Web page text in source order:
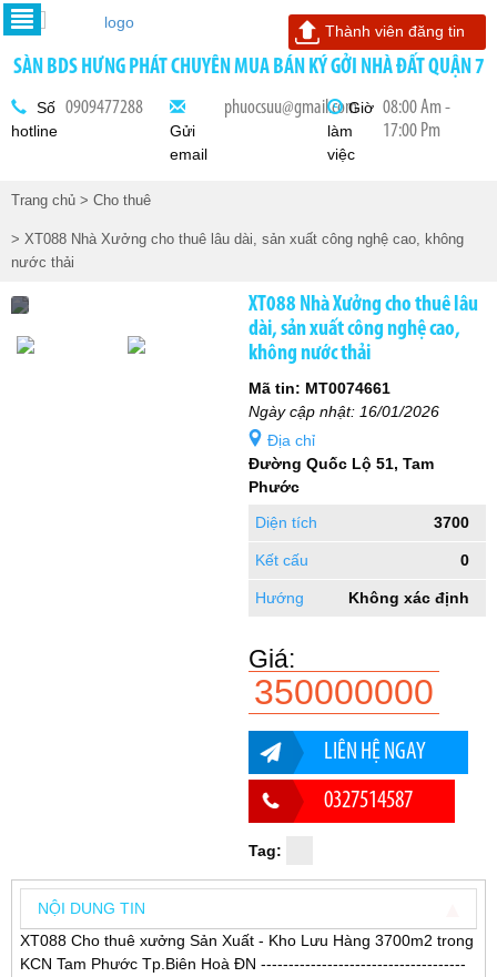
SÀN BDS HƯNG PHÁT CHUYÊN MUA BÁN KÝ GỞI NHÀ ĐẤT QUẬN 7
Số
hotline
0909477288
Gửi
email
phuocsuu@gmail.comGiờ
làm
việc
08:00 Am -
17:00 Pm
Thành viên đăng tin
Trang chủ > Cho thuê
> XT088 Nhà Xưởng cho thuê lâu dài, sản xuất công nghệ cao, không
nước thải
XT088 Nhà Xưởng cho thuê lâu
dài, sản xuất công nghệ cao,
không nước thải
Mã tin: MT0074661
Ngày cập nhật: 16/01/2026
Địa chỉ
Đường Quốc Lộ 51, Tam
Phước
Diện tích
3700
Kết cấu 0
Hướng Không xác định
Giá:
350000000
LIÊN HỆ NGAY
0327514587
Tag:
NỘI DUNG TIN
XT088 Cho thuê xưởng Sản Xuất - Kho Lưu Hàng 3700m2 trong
KCN Tam Phước Tp.Biên Hoà ĐN -------------------------------------